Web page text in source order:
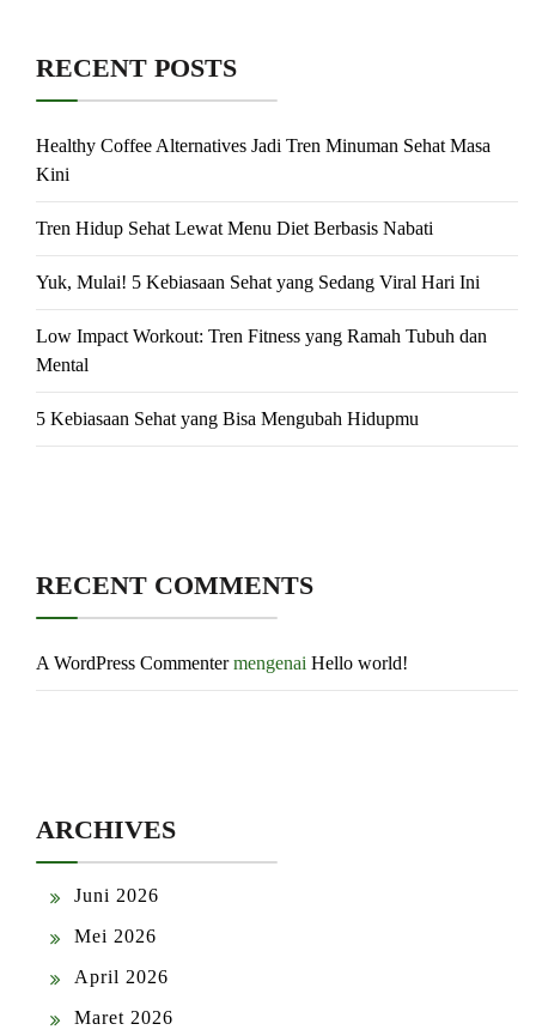
RECENT POSTS
Healthy Coffee Alternatives Jadi Tren Minuman Sehat Masa
Kini
Tren Hidup Sehat Lewat Menu Diet Berbasis Nabati
Yuk, Mulai! 5 Kebiasaan Sehat yang Sedang Viral Hari Ini
Low Impact Workout: Tren Fitness yang Ramah Tubuh dan
Mental
5 Kebiasaan Sehat yang Bisa Mengubah Hidupmu
RECENT COMMENTS
A WordPress Commentermengenai Hello world!
ARCHIVES
Juni 2026
Mei 2026
April 2026
Maret 2026